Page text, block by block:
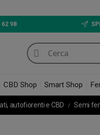
LED
62 98
CBD Shop Smart Shop
autofiorenti e CBD Semi